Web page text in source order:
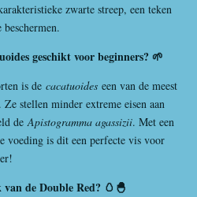
zwarte streep, een teken
geschikt voor beginners? 🌱
is de cacatuoides een van de meest
Ze stellen minder extreme eisen aan
de Apistogramma agassizii. Met een
voeding is dit een perfecte vis voor
de Double Red? 🥚🐣